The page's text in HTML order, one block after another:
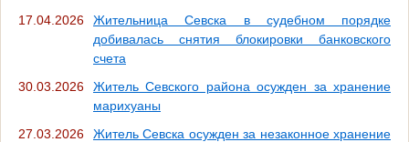
17.04.2026
Жительница Севска в судебном порядке
добивалась снятия блокировки банковского
счета
30.03.2026
Житель Севского района осужден за хранение
марихуаны
27.03.2026
Житель Севска осужден за незаконное хранение